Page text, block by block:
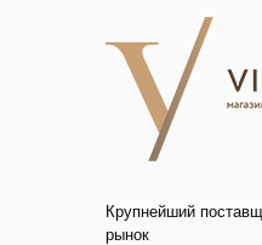
Крупнейший
рынок